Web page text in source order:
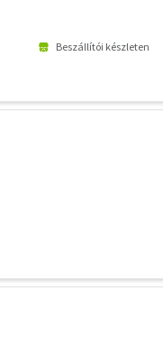
Beszállítói készleten